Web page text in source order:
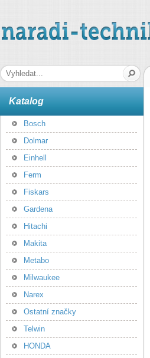
naradi-technika.cz
Katalog
Bosch
Dolmar
Einhell
Ferm
Fiskars
Gardena
Hitachi
Makita
Metabo
Milwaukee
Narex
Ostatní značky
Telwin
HONDA
Hledaná fráze